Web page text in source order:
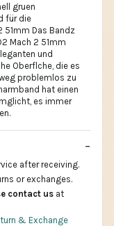
gruen
für die
51mm Das Bandz
Mach 2 51mm
und
Oberflche, die es
problemlos zu
hat einen
es immer
after receiving.
or exchanges.
contact us at
& Exchange